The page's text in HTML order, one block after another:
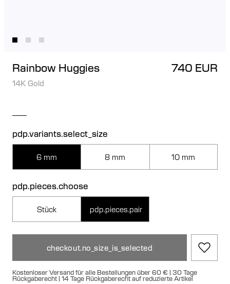
Rainbow Huggies 740 EUR
14K Gold
pdp.variants.select_size
6 mm 8 mm 10 mm
pdp.pieces.choose
Stück pdp.pieces.pair
checkout.no_size_is_selected
Kostenloser Versand für alle Bestellungen über 60 € | 30 Tage
Rückgaberecht | 14 Tage Rückgaberecht auf reduzierte Artikel